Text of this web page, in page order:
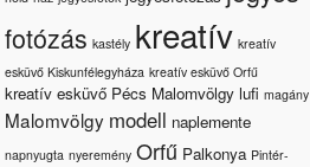
fotózás kastély kreatív kreatív
esküvő Kiskunfélegyháza kreatív esküvő Orfű
kreatív esküvő Pécs Malomvölgy lufi magány
Malomvölgy modell naplemente
napnyugta nyeremény Orfű Palkonya Pintér-